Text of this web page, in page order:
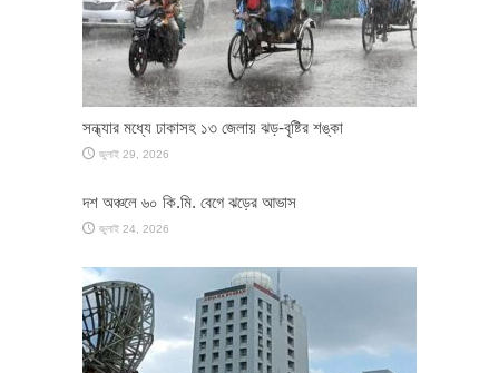
সন্ধ্যার মধ্যে ঢাকাসহ ১৩ জেলায় ঝড়-বৃষ্টির শঙ্কা
জুলাই 29, 2026
দশ অঞ্চলে ৬০ কি.মি. বেগে ঝড়ের আভাস
জুলাই 24, 2026